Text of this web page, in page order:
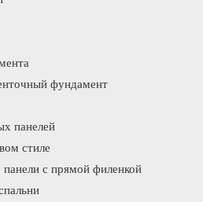
фундамент
панелей
стиле
с прямой филенкой